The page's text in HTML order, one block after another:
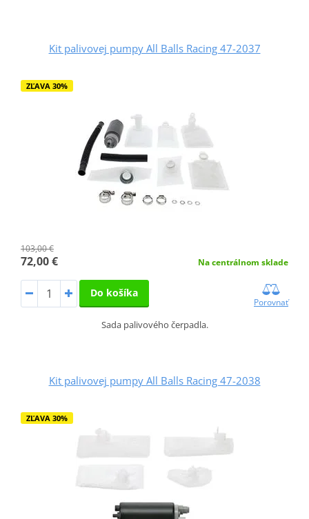
Kit palivovej pumpy All Balls Racing 47-2037
ZĽAVA 30%
103,00 €
72,00 € Na centrálnom sklade
Do košíka
Porovnať
Sada palivového čerpadla.
Kit palivovej pumpy All Balls Racing 47-2038
ZĽAVA 30%